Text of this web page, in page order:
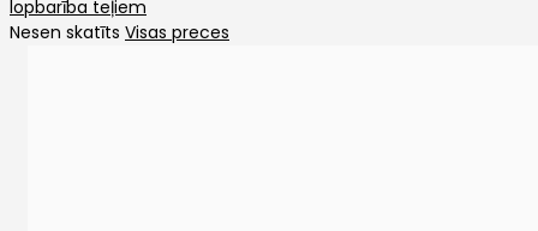
lopbarība teļiem
Nesen skatīts Visas preces